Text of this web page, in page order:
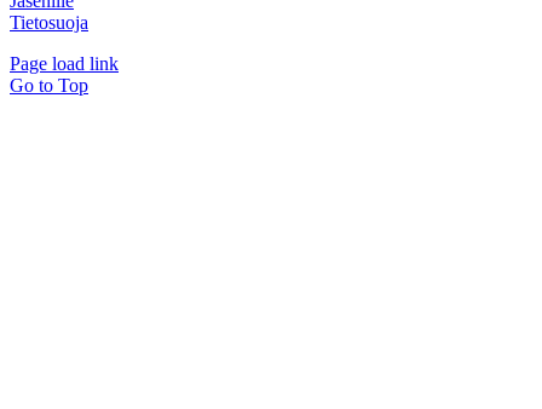
Tietosuoja
Page load link
Go to Top